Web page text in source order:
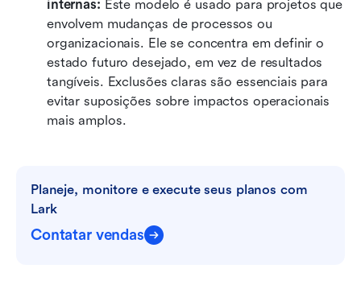
internas: Este modelo é usado para projetos que
envolvem mudanças de processos ou
organizacionais. Ele se concentra em definir o
estado futuro desejado, em vez de resultados
tangíveis. Exclusões claras são essenciais para
evitar suposições sobre impactos operacionais
mais amplos.
Planeje, monitore e execute seus planos com
Lark
Contatar vendas